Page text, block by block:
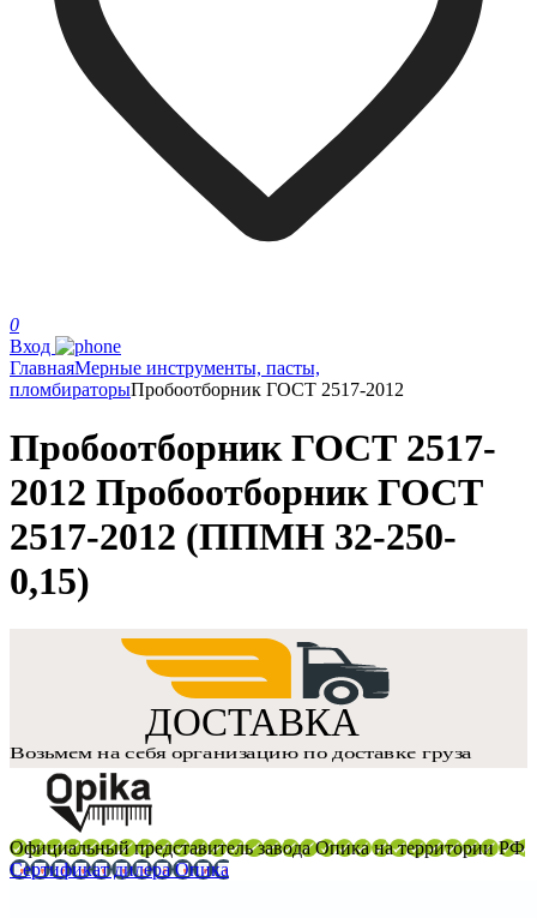
0
Вход
ГлавнаяМерные инструменты, пасты,
пломбираторыПробоотборник ГОСТ 2517-2012
Пробоотборник ГОСТ 2517-
2012 Пробоотборник ГОСТ
2517-2012 (ППМН 32-250-
0,15)
Официальный представитель завода Опика на территории РФ
Сертификат дилера Опика